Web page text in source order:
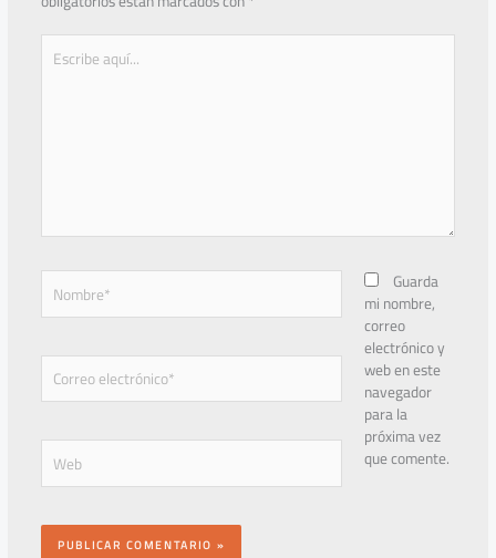
Escribe
aquí...
Nombre*
Correo
electrónico*
Web
Guarda
mi nombre,
correo
electrónico y
web en este
navegador
para la
próxima vez
que comente.